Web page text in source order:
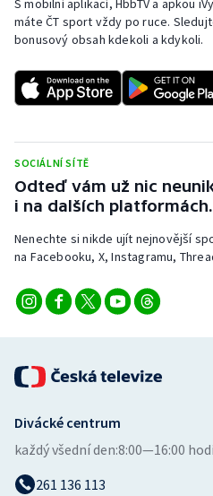
Short track
Sportovní střelba
Triatlon
Veslování
Vodní slalom
Volejbal
Ostatní
S mobilní aplikací, HbbTV a apkou
máte ČT sport vždy po ruce.
bonusový obsah kdekoli a kdykoli.
SOCIÁLNÍ SÍTĚ
Odteď vám už nic
i na dalších platformách.
Nenechte si nikde ujít nejnovější
na Facebooku, X, Instagramu,
Divácké centrum
každý všední den:8:00—16:00
261 136 113